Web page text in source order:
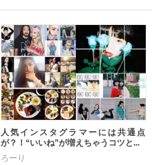
人気インスタグラマーには共通点
が？！“いいね”が増えちゃうコツと...
ろーり